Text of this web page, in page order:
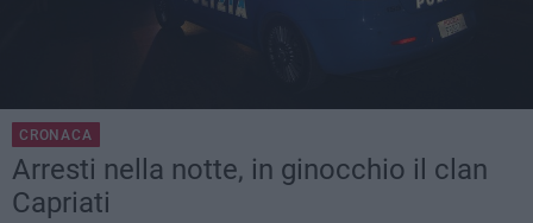
CRONACA
Arresti nella notte, in ginocchio il clan
Capriati